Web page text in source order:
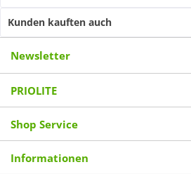
Kunden kauften auch
Newsletter
PRIOLITE
Shop Service
Informationen